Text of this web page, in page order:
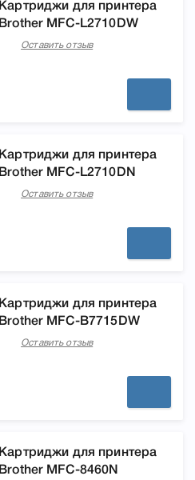
Картриджи для принтера
Brother MFC-L2710DW
Оставить отзыв
Картриджи для принтера
Brother MFC-L2710DN
Оставить отзыв
Картриджи для принтера
Brother MFC-B7715DW
Оставить отзыв
Картриджи для принтера
Brother MFC-8460N